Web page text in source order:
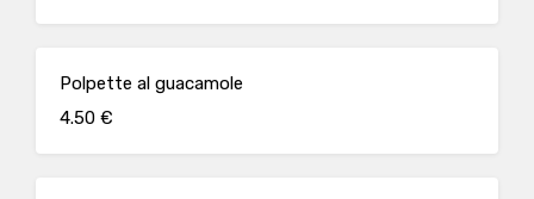
Polpette al guacamole
4.50 €